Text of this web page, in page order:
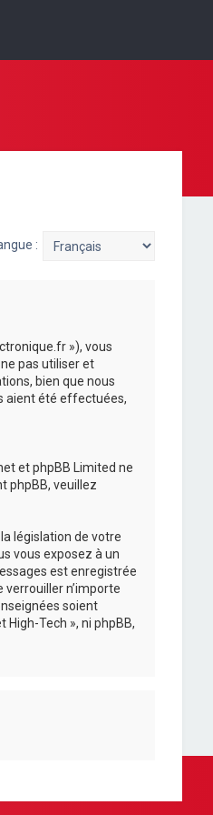
:
»), vous
pas utiliser et
bien que nous
aient été effectuées,
et phpBB Limited ne
phpBB, veuillez
législation de votre
vous exposez à un
est enregistrée
n’importe
soient
Tech », ni phpBB,